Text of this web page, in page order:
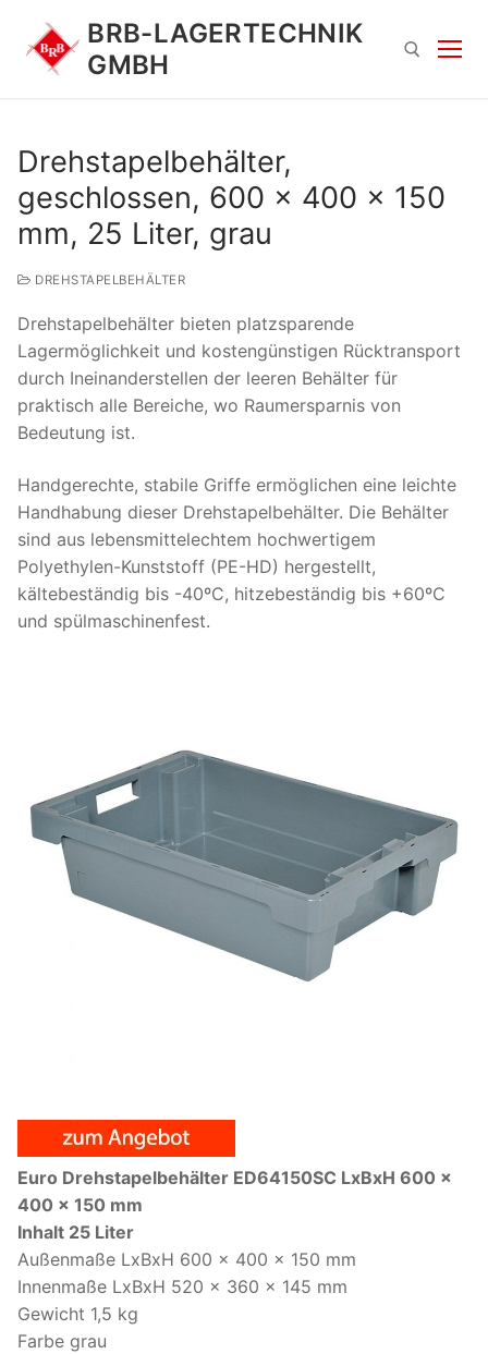
Inhalt
springen
BRB-LAGERTECHNIK
GMBH
Suchen
nach:
Drehstapelbehälter,
geschlossen, 600 x 400 x 150
mm, 25 Liter, grau
DREHSTAPELBEHÄLTER
Drehstapelbehälter bieten platzsparende
Lagermöglichkeit und kostengünstigen Rücktransport
durch Ineinanderstellen der leeren Behälter für
praktisch alle Bereiche, wo Raumersparnis von
Bedeutung ist.
Handgerechte, stabile Griffe ermöglichen eine leichte
Handhabung dieser Drehstapelbehälter. Die Behälter
sind aus lebensmittelechtem hochwertigem
Polyethylen-Kunststoff (PE-HD) hergestellt,
kältebeständig bis -40ºC, hitzebeständig bis +60ºC
und spülmaschinenfest.
Euro Drehstapelbehälter ED64150SC LxBxH 600 x
400 x 150 mm
Inhalt 25 Liter
Außenmaße LxBxH 600 x 400 x 150 mm
Innenmaße LxBxH 520 x 360 x 145 mm
Gewicht 1,5 kg
Farbe grau